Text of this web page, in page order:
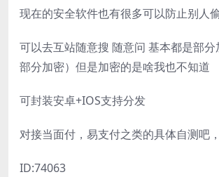
现在的安全软件也有很多可以防止别人
可以去互站随意搜 随意问 基本都是部
部分加密）但是加密的是啥我也不知道
可封装安卓+IOS支持分发
对接当面付，易支付之类的具体自测吧
ID:74063